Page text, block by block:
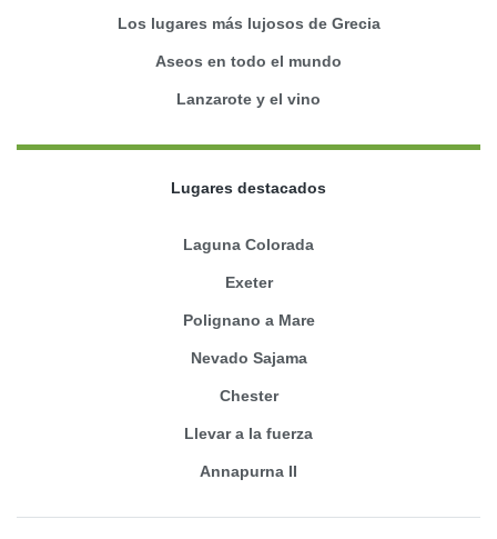
Los lugares más lujosos de Grecia
Aseos en todo el mundo
Lanzarote y el vino
Lugares destacados
Laguna Colorada
Exeter
Polignano a Mare
Nevado Sajama
Chester
Llevar a la fuerza
Annapurna II